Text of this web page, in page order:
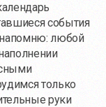
события
любой
только
руки